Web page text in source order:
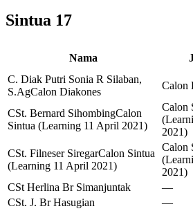
Sintua 17
Nama
C. Diak Putri Sonia R Silaban,
S.AgCalon Diakones
Calon
CSt. Bernard SihombingCalon
Sintua (Learning 11 April 2021)
Calon
2021)
CSt. Filneser SiregarCalon Sintua
(Learning 11 April 2021)
Calon
2021)
CSt Herlina Br Simanjuntak —
CSt. J. Br Hasugian
—